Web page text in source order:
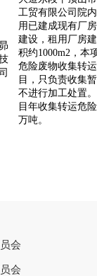
工贸有限公司院
用已建成现有厂
建设，租用厂房
积约1000m2 ，本
危险废物收集转
目，只负责收集
不进行加工处置
目年收集转运危
万吨。
会
会